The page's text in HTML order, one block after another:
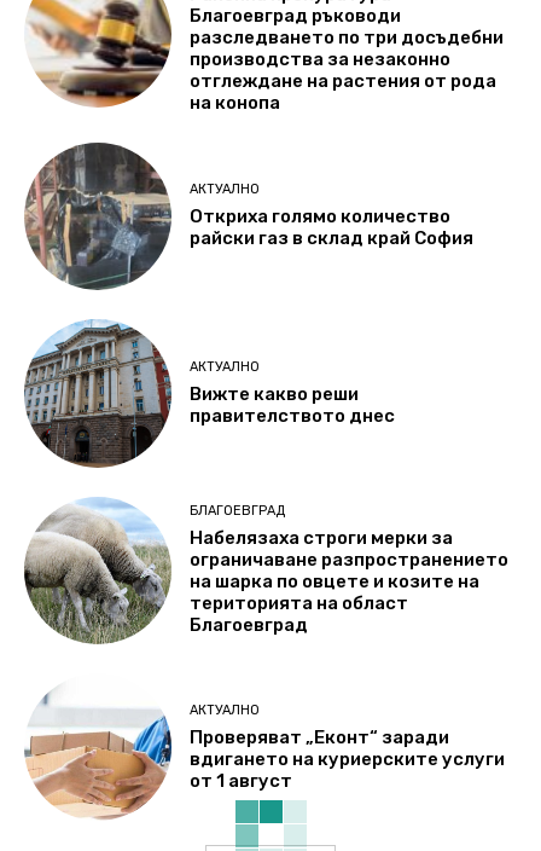
Благоевград ръководи
разследването по три досъдебни
производства за незаконно
отглеждане на растения от рода
на конопа
АКТУАЛНО
Откриха голямо количество
райски газ в склад край София
АКТУАЛНО
Вижте какво реши
правителството днес
БЛАГОЕВГРАД
Набелязаха строги мерки за
ограничаване разпространението
на шарка по овцете и козите на
територията на област
Благоевград
АКТУАЛНО
Проверяват „Еконт“ заради
вдигането на куриерските услуги
от 1 август